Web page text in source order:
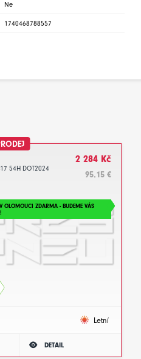
Ne
1740468788557
54H DOT2024
2 284 Kč
95.15 €
OLOMOUCI ZDARMA - BUDEME VÁS
Letní
DETAIL